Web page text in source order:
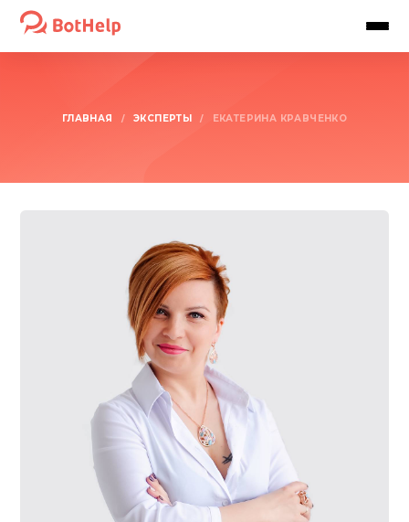
ГЛАВНАЯ / ЭКСПЕРТЫ / ЕКАТЕРИНА КРАВЧЕНКО